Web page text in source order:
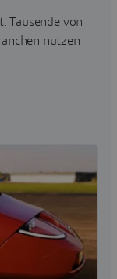
Tausende von
nutzen